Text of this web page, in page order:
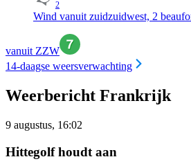
2
Wind vanuit zuidzuidwest, 2
vanuit ZZW
14-daagse weersverwachting
Weerbericht Frankrijk
9 augustus, 16:02
Hittegolf houdt aan